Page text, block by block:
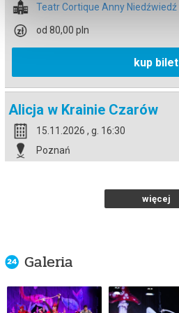
Teatr Cortique Anny Niedźwiedź
od 80,00 pln
kup bilet
Alicja w Krainie Czarów
15.11.2026 , g. 16:30
Poznań
Alicja w Krainie Czarów
16.11.2026 , g. 12:00
więcej
Galeria